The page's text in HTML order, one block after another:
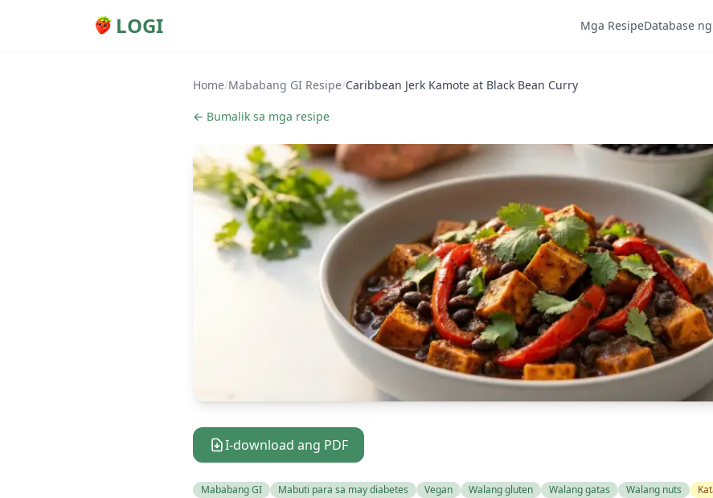
LOGI Mga ResipeDatabase
Home/Mababang GI Resipe/Caribbean Jerk Kamote at Black Bean Curry
← Bumalik sa mga resipe
I-download ang PDF
Mababang GI Mabuti para sa may diabetes Vegan Walang gluten Walang gatas Walang nuts